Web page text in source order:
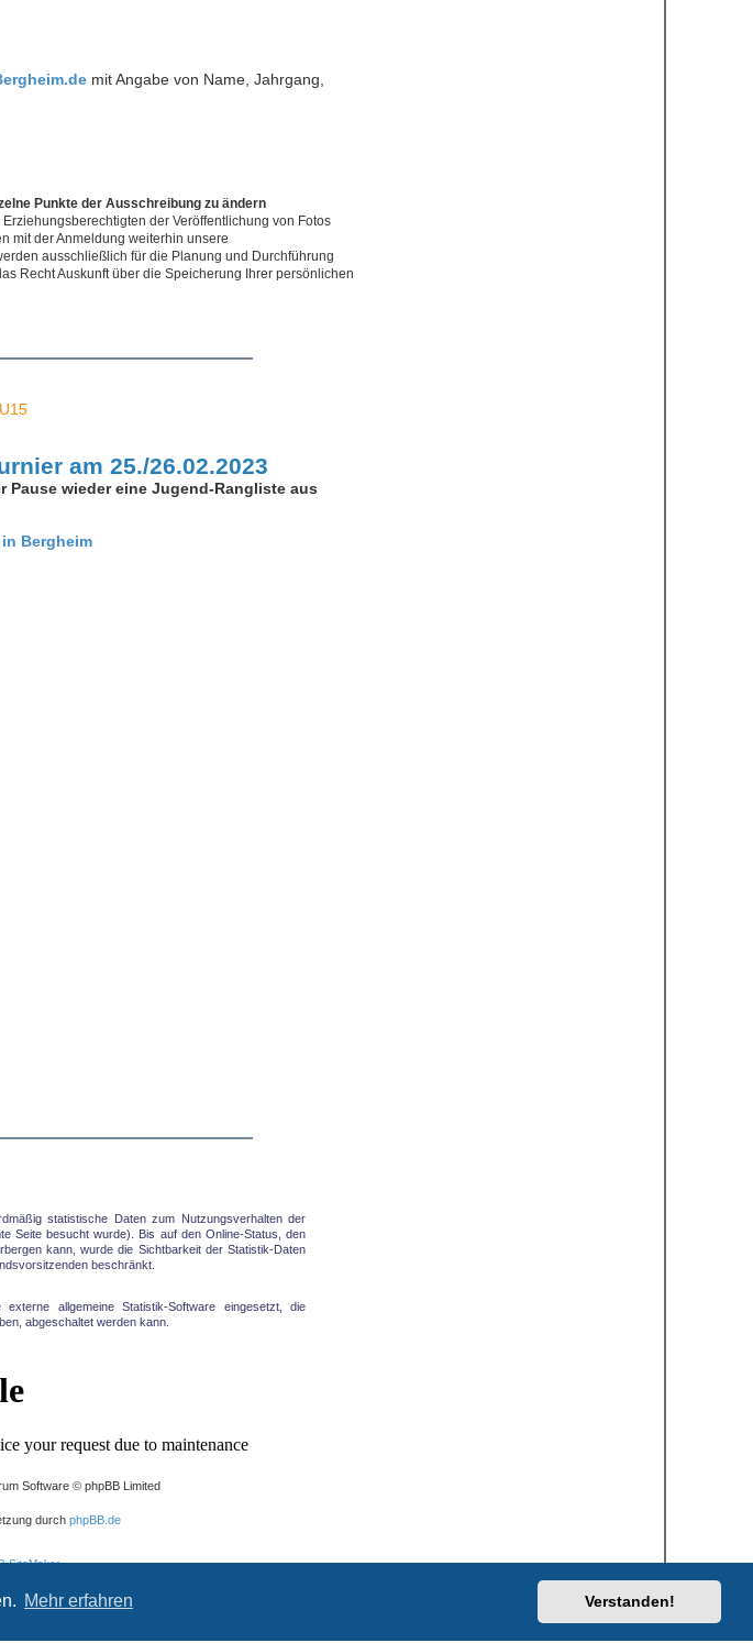
Mehr erfahren Verstanden!
mit Angabe von Name, Jahrgang,
Punkte der Ausschreibung zu ändern
der Veröffentlichung von Fotos
mit der Anmeldung weiterhin unsere
ausschließlich für die Planung und Durchführung
Recht Auskunft über die Speicherung Ihrer persönlichen
am 25./26.02.2023
Pause wieder eine Jugend-Rangliste aus
in Bergheim
statistische Daten zum Nutzungsverhalten der
Seite besucht wurde). Bis auf den Online-Status, den
kann, wurde die Sichtbarkeit der Statistik-Daten
beschränkt.
allgemeine Statistik-Software eingesetzt, die
abgeschaltet werden kann.
Alle Cookies löschen
Impressum
Kontakt
Software © phpBB Limited
durch phpBB.de
SiteMaker